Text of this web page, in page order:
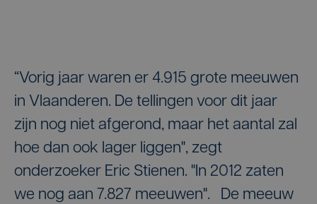
“Vorig jaar waren er 4.915 grote meeuwen
in Vlaanderen. De tellingen voor dit jaar
zijn nog niet afgerond, maar het aantal zal
hoe dan ook lager liggen", zegt
onderzoeker Eric Stienen. "In 2012 zaten
we nog aan 7.827 meeuwen". De meeuw